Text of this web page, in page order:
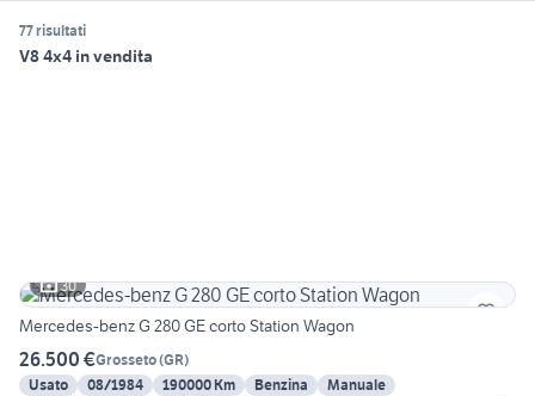
77 risultati
V8 4x4 in vendita
30
Mercedes-benz G 280 GE corto Station Wagon
26.500 €Grosseto(GR)
Usato
08/1984 190000 Km Benzina
Manuale